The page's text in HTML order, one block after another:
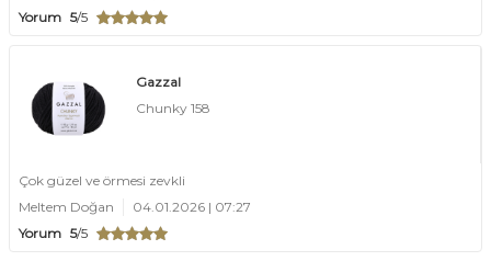
Yorum 5/5
Gazzal
Chunky 158
Çok güzel ve örmesi zevkli
Meltem Doğan
04.01.2026 | 07:27
Yorum 5/5